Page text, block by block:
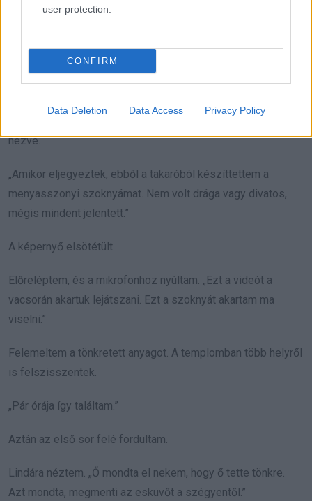
user protection.
CONFIRM
Data Deletion Data Access Privacy Policy
Képek váltották egymást.
„Volt olyan tél, amikor alig tudtunk fűteni. Ezért anyukám régi
ruhákból takarót varrt. Melegen tartott. Biztonságot adott.”
A végén megjelent az utolsó fotó, amin a próbán viselem a
nézve.
„Amikor eljegyeztek, ebből a takaróból készíttettem a
menyasszonyi szoknyámat. Nem volt drága vagy divatos,
mégis mindent jelentett.”
A képernyő elsötétült.
Előreléptem, és a mikrofonhoz nyúltam. „Ezt a videót a
vacsorán akartuk lejátszani. Ezt a szoknyát akartam ma
viselni.”
Felemeltem a tönkretett anyagot. A templomban több helyről
is felszisszentek.
„Pár órája így találtam.”
Aztán az első sor felé fordultam.
Lindára néztem. „Ő mondta el nekem, hogy ő tette tönkre.
Azt mondta, megmenti az esküvőt a szégyentől.”